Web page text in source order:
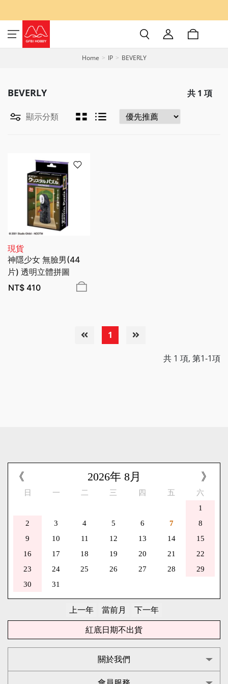
Home IP BEVERLY
BEVERLY 共 1 項
顯示分類
現貨
神隱少女 無臉男(44
片) 透明立體拼圖
BEVERLY
NT$ 410
1
共 1 項, 第1-1項
《 》
2026年 8月
日 一 二 三 四 五
六
1
2
3 4 5 6 7
8
9
10 11 12 13 14
15
16
17 18 19 20 21
22
23
24 25 26 27 28
29
30
31
紅底日期不出貨
關於我們